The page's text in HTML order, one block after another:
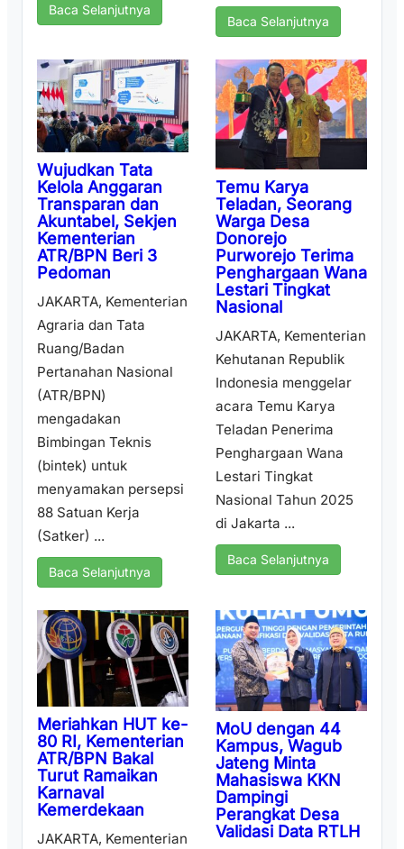
Baca Selanjutnya
Baca Selanjutnya
Wujudkan Tata
Kelola Anggaran
Transparan dan
Akuntabel, Sekjen
Kementerian
ATR/BPN Beri 3
Pedoman
JAKARTA, Kementerian
Agraria dan Tata
Ruang/Badan
Pertanahan Nasional
(ATR/BPN)
mengadakan
Bimbingan Teknis
(bintek) untuk
menyamakan persepsi
88 Satuan Kerja
(Satker) ...
Baca Selanjutnya
Temu Karya
Teladan, Seorang
Warga Desa
Donorejo
Purworejo Terima
Penghargaan Wana
Lestari Tingkat
Nasional
JAKARTA, Kementerian
Kehutanan Republik
Indonesia menggelar
acara Temu Karya
Teladan Penerima
Penghargaan Wana
Lestari Tingkat
Nasional Tahun 2025
di Jakarta ...
Baca Selanjutnya
Meriahkan HUT ke-
80 RI, Kementerian
ATR/BPN Bakal
Turut Ramaikan
Karnaval
Kemerdekaan
JAKARTA, Kementerian
MoU dengan 44
Kampus, Wagub
Jateng Minta
Mahasiswa KKN
Dampingi
Perangkat Desa
Validasi Data RTLH